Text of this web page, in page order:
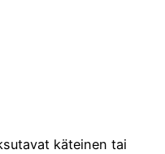
käteinen tai